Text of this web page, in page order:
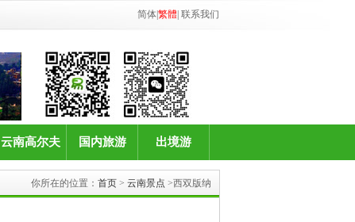
简体繁體 联系我们
云南高尔夫 国内旅游 出境游
你所在的位置： 首页 > 云南景点 >西双版纳